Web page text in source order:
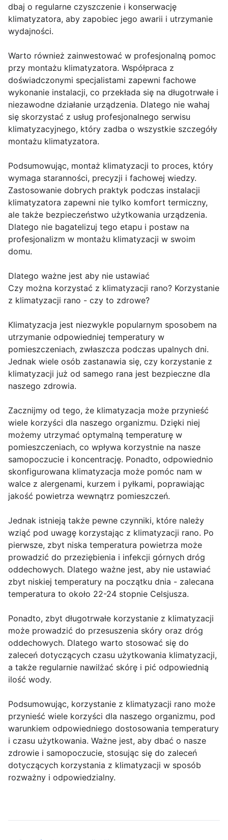
dbaj o regularne czyszczenie i konserwację
klimatyzatora, aby zapobiec jego awarii i utrzymanie
wydajności.
Warto również zainwestować w profesjonalną pomoc
przy montażu klimatyzatora. Współpraca z
doświadczonymi specjalistami zapewni fachowe
wykonanie instalacji, co przekłada się na długotrwałe i
niezawodne działanie urządzenia. Dlatego nie wahaj
się skorzystać z usług profesjonalnego serwisu
klimatyzacyjnego, który zadba o wszystkie szczegóły
montażu klimatyzatora.
Podsumowując, montaż klimatyzacji to proces, który
wymaga staranności, precyzji i fachowej wiedzy.
Zastosowanie dobrych praktyk podczas instalacji
klimatyzatora zapewni nie tylko komfort termiczny,
ale także bezpieczeństwo użytkowania urządzenia.
Dlatego nie bagatelizuj tego etapu i postaw na
profesjonalizm w montażu klimatyzacji w swoim
domu.
Dlatego ważne jest aby nie ustawiać
Czy można korzystać z klimatyzacji rano? Korzystanie
z klimatyzacji rano - czy to zdrowe?
Klimatyzacja jest niezwykle popularnym sposobem na
utrzymanie odpowiedniej temperatury w
pomieszczeniach, zwłaszcza podczas upalnych dni.
Jednak wiele osób zastanawia się, czy korzystanie z
klimatyzacji już od samego rana jest bezpieczne dla
naszego zdrowia.
Zacznijmy od tego, że klimatyzacja może przynieść
wiele korzyści dla naszego organizmu. Dzięki niej
możemy utrzymać optymalną temperaturę w
pomieszczeniach, co wpływa korzystnie na nasze
samopoczucie i koncentrację. Ponadto, odpowiednio
skonfigurowana klimatyzacja może pomóc nam w
walce z alergenami, kurzem i pyłkami, poprawiając
jakość powietrza wewnątrz pomieszczeń.
Jednak istnieją także pewne czynniki, które należy
wziąć pod uwagę korzystając z klimatyzacji rano. Po
pierwsze, zbyt niska temperatura powietrza może
prowadzić do przeziębienia i infekcji górnych dróg
oddechowych. Dlatego ważne jest, aby nie ustawiać
zbyt niskiej temperatury na początku dnia - zalecana
temperatura to około 22-24 stopnie Celsjusza.
Ponadto, zbyt długotrwałe korzystanie z klimatyzacji
może prowadzić do przesuszenia skóry oraz dróg
oddechowych. Dlatego warto stosować się do
zaleceń dotyczących czasu użytkowania klimatyzacji,
a także regularnie nawilżać skórę i pić odpowiednią
ilość wody.
Podsumowując, korzystanie z klimatyzacji rano może
przynieść wiele korzyści dla naszego organizmu, pod
warunkiem odpowiedniego dostosowania temperatury
i czasu użytkowania. Ważne jest, aby dbać o nasze
zdrowie i samopoczucie, stosując się do zaleceń
dotyczących korzystania z klimatyzacji w sposób
rozważny i odpowiedzialny.